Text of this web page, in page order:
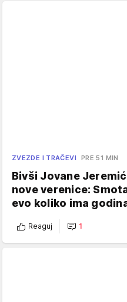
ZVEZDE I TRAČEVI PRE 51 MIN
Bivši Jovane
nove verenice:
evo koliko ima
Reaguj 1